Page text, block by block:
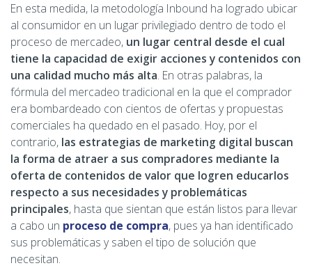
En esta medida, la metodología Inbound ha logrado ubicar
al consumidor en un lugar privilegiado dentro de todo el
proceso de mercadeo, un lugar central desde el cual
tiene la capacidad de exigir acciones y contenidos con
una calidad mucho más alta. En otras palabras, la
fórmula del mercadeo tradicional en la que el comprador
era bombardeado con cientos de ofertas y propuestas
comerciales ha quedado en el pasado. Hoy, por el
contrario, las estrategias de marketing digital buscan
la forma de atraer a sus compradores mediante la
oferta de contenidos de valor que logren educarlos
respecto a sus necesidades y problemáticas
principales, hasta que sientan que están listos para llevar
a cabo un proceso de compra, pues ya han identificado
sus problemáticas y saben el tipo de solución que
necesitan.